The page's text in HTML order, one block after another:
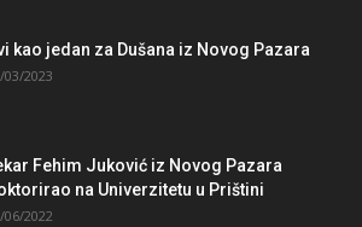
kao jedan za Dušana iz Novog Pazara
03/2023
Fehim Juković iz Novog Pazara
na Univerzitetu u Prištini
06/2022